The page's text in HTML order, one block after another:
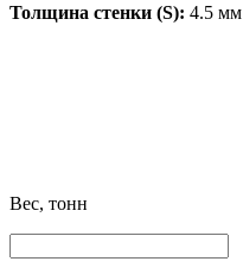
Толщина стенки (S): 4.5 мм
Вес, тонн